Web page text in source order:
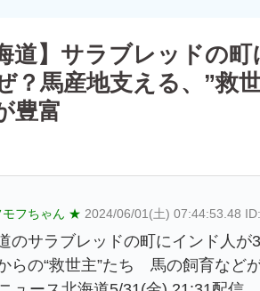
道】サラブレッドの
？馬産地支える、”救
豊富
モフちゃん ★ 2024/06/01(土) 07:44:53.48
のサラブレッドの町にインド人
らの“救世主”たち 馬の飼育な